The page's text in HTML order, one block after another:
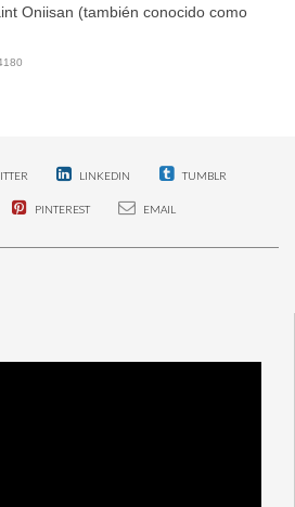
Oniisan (también conocido como
LINKEDIN TUMBLR
PINTEREST EMAIL